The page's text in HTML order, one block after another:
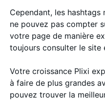
Cependant, les hashtags
ne pouvez pas compter
votre page de manière
toujours consulter le site
Votre croissance Plixi
à faire de plus grandes
pouvez trouver la